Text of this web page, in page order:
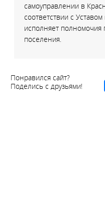
самоуправлении в
соответствии с
исполняет полномочия
поселения.
Понравился сайт?
Поделись с друзьями!